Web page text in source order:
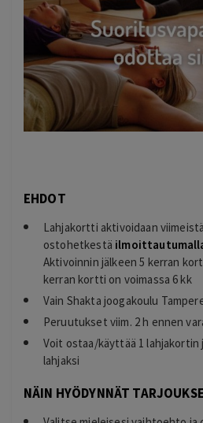
EHDOT
Lahjakortti aktivoidaan
ostohetkestä
Aktivoinnin jälkeen 5 kerran
kerran kortti on voimassa 6 kk
Vain Shakta joogakoulu
Peruutukset viim. 2 h ennen
Voit ostaa/käyttää 1 lahjakortin
lahjaksi
NÄIN HYÖDYNNÄT